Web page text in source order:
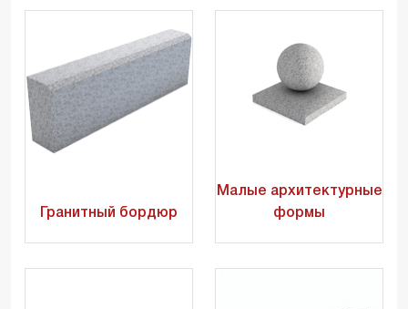
Гранитный бордюр
Малые архитектурные
формы